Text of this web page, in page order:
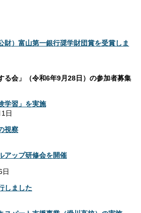
財）富山第一銀行奨学財団賞を受賞しま
る会」（令和6年9月28日）の参加者募集
学習」を実施
日
視察
アップ研修会を開催
日
しました